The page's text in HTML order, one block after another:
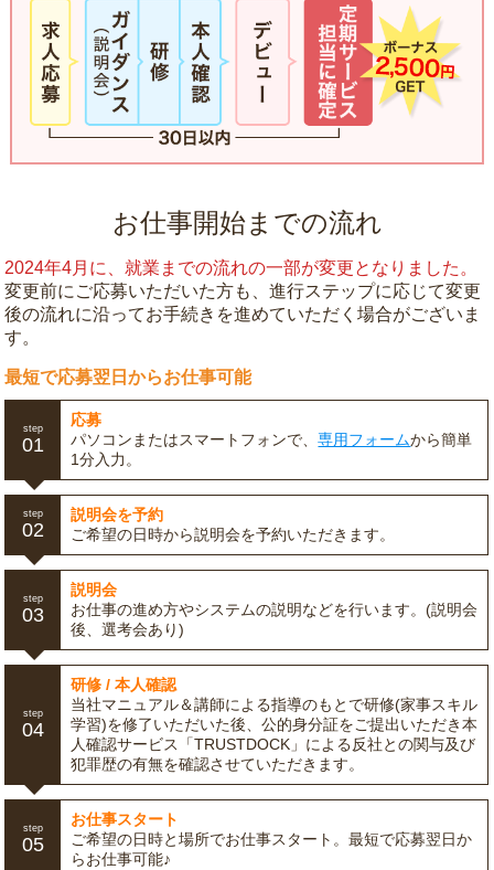
お仕事開始までの流れ
2024年4月に、就業までの流れの一部が変更となりました。
変更前にご応募いただいた方も、進行ステップに応じて変更
後の流れに沿ってお手続きを進めていただく場合がございま
す。
最短で応募翌日からお仕事可能
step
01
応募
パソコンまたはスマートフォンで、専用フォームから簡単
1分入力。
step
02
説明会を予約
ご希望の日時から説明会を予約いただきます。
step
03
説明会
お仕事の進め方やシステムの説明などを行います。(説明会
後、選考会あり)
step
04
研修 / 本人確認
当社マニュアル＆講師による指導のもとで研修(家事スキル
学習)を修了いただいた後、公的身分証をご提出いただき本
人確認サービス「TRUSTDOCK」による反社との関与及び
犯罪歴の有無を確認させていただきます。
step
05
お仕事スタート
ご希望の日時と場所でお仕事スタート。最短で応募翌日か
らお仕事可能♪